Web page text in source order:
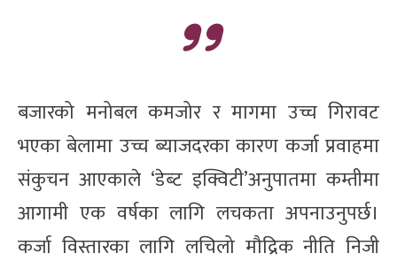
बजारको मनोबल कमजोर र मागमा उच्च गिरावट
भएका बेलामा उच्च ब्याजदरका कारण कर्जा प्रवाहमा
संकुचन आएकाले ‘डेब्ट इक्विटी’अनुपातमा कम्तीमा
आगामी एक वर्षका लागि लचकता अपनाउनुपर्छ।
कर्जा विस्तारका लागि लचिलो मौद्रिक नीति निजी